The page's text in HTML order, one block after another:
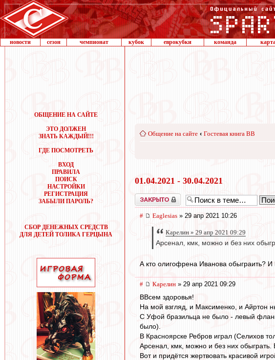
новости сезон чемпионат кубок еврокубки команда
ОБЩЕНИЕ НА САЙТЕ
ЭТО ДОЛЖЕН
ЗНАТЬ КАЖДЫЙ!!!
ГДЕ ПОСМОТРЕТЬ
ВХОД
ПРАВИЛА
ПОИСК
НАСТРОЙКИ
РЕГИСТРАЦИЯ
ЗАБЫЛИ ПАРОЛЬ?
СБОР ДЕНЕЖНЫХ СРЕДСТВ
ДЛЯ ДЕТЕЙ ТОЛИКА ГЕРЦЫНА
Общение на сайте ‹ Гостевая книга ВВ
01.04.2021 - 30.04.2021
Закрыто
# Eaglesias » 29 апр 2021 10:26
Карелин » 29 апр 2021 09:29
Арсенал, кмк, можно и без них
А кто олигофрена Иванова обыграить? И
# Карелин » 29 апр 2021 09:29
ВВсем здоровья!
На мой взгляд, и Максименко, и Айртон
С Уфой бразильца не было - левый
было).
В Красноярске Ребров играл (Селихов
Арсенал, кмк, можно и без них обыграть.
Вот и придётся жертвовать красивой